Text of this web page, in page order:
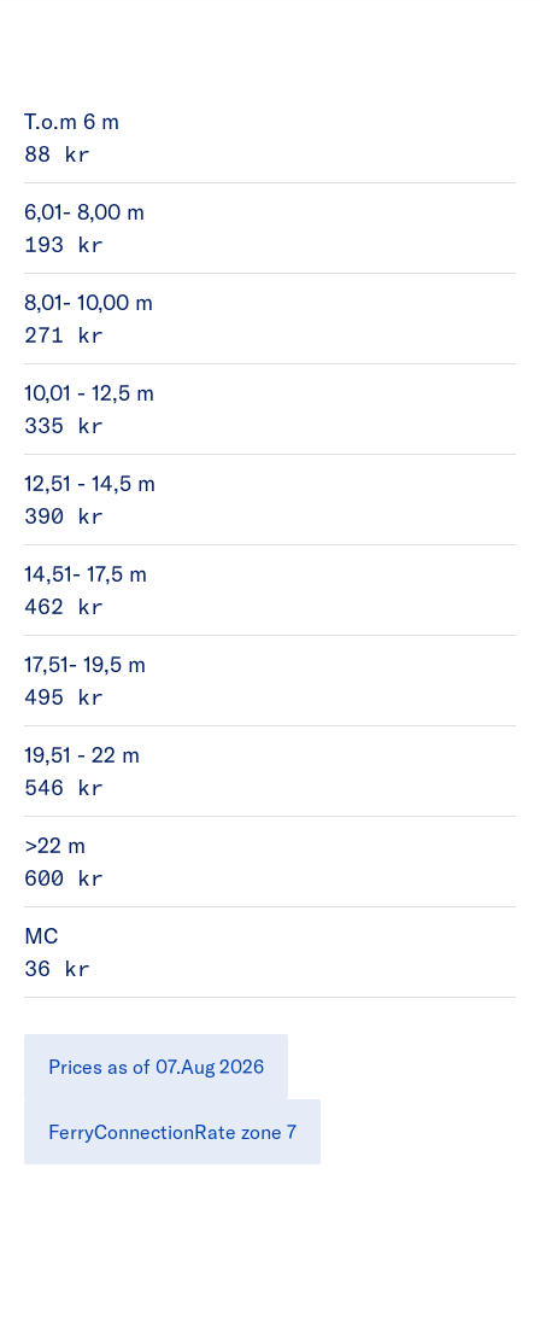
T.o.m 6 m
88 kr
6,01- 8,00 m
193 kr
8,01- 10,00 m
271 kr
10,01 - 12,5 m
335 kr
12,51 - 14,5 m
390 kr
14,51- 17,5 m
462 kr
17,51- 19,5 m
495 kr
19,51 - 22 m
546 kr
>22 m
600 kr
MC
36 kr
Prices as of 07.Aug 2026
FerryConnectionRate zone 7